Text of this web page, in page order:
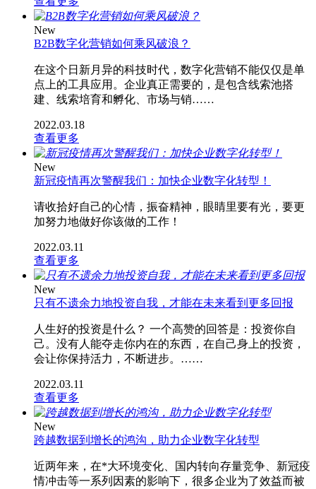
New
B2B数字化营销如何乘风破浪？
在这个日新月异的科技时代，数字化营销不能仅仅是单
点上的工具应用。企业真正需要的，是包含线索池搭
建、线索培育和孵化、市场与销……
2022.03.18
查看更多
New
新冠疫情再次警醒我们：加快企业数字化转型！
请收拾好自己的心情，振奋精神，眼睛里要有光，要更
加努力地做好你该做的工作！
2022.03.11
查看更多
New
只有不遗余力地投资自我，才能在未来看到更多回报
人生好的投资是什么？ 一个高赞的回答是：投资你自
己。没有人能夺走你内在的东西，在自己身上的投资，
会让你保持活力，不断进步。……
2022.03.11
查看更多
New
跨越数据到增长的鸿沟，助力企业数字化转型
近两年来，在*大环境变化、国内转向存量竞争、新冠疫
情冲击等一系列因素的影响下，很多企业为了效益而被